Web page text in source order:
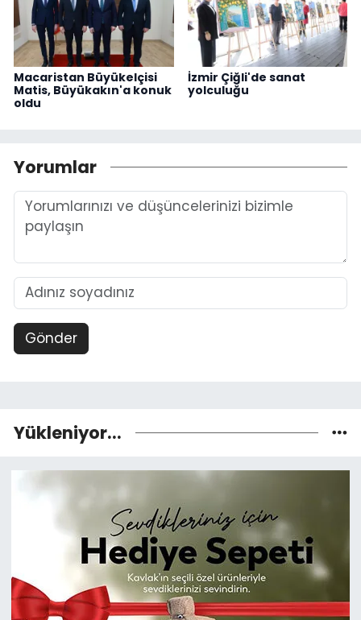
Macaristan Büyükelçisi
Matis, Büyükakın'a konuk
oldu
İzmir Çiğli'de sanat
yolculuğu
Yorumlar
Gönder
Yükleniyor...